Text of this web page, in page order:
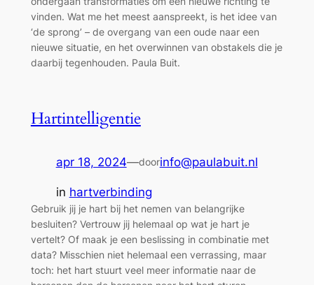
vinden. Wat me het meest aanspreekt, is het idee van
‘de sprong’ – de overgang van een oude naar een
nieuwe situatie, en het overwinnen van obstakels die je
daarbij tegenhouden. Paula Buit.
Hartintelligentie
apr 18, 2024—doorinfo@paulabuit.nl
in hartverbinding
Gebruik jij je hart bij het nemen van belangrijke
besluiten? Vertrouw jij helemaal op wat je hart je
vertelt? Of maak je een beslissing in combinatie met
data? Misschien niet helemaal een verrassing, maar
toch: het hart stuurt veel meer informatie naar de